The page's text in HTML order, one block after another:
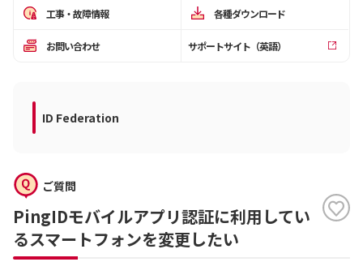
お知らせ サポートサイトの使い方
OCNのお客さまはこちら
工事・故障情報通知サー
工事・故障情報 各種ダウンロード
お問い合わせ サポートサイト（英語）
ID Federation
ご質問
PingIDモバイルアプリ認証に利用してい
るスマートフォンを変更したい